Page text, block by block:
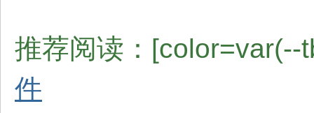
推荐阅读：[color=var(--
件